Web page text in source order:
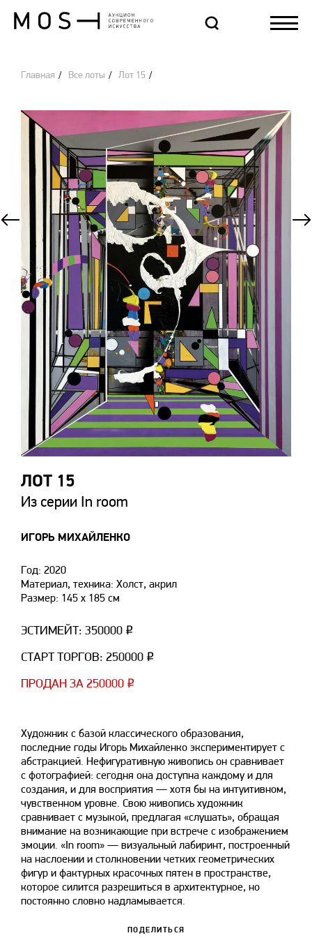
Главная Все лоты Лот 15
ИГОРЬ МИХАЙЛЕНКО
Из серии In room
ЛОТ 15
Год: 2020
Материал, техника: Холст, акрил
Размер: 145 х 185 см
ЭСТИМЕЙТ: 350000 ₽
СТАРТ ТОРГОВ: 250000 ₽
ПРОДАН ЗА 250000 ₽
Художник с базой классического образования,
последние годы Игорь Михайленко экспериментирует с
абстракцией. Нефигуративную живопись он сравнивает
с фотографией: сегодня она доступна каждому и для
создания, и для восприятия — хотя бы на интуитивном,
чувственном уровне. Свою живопись художник
сравнивает с музыкой, предлагая «слушать», обращая
внимание на возникающие при встрече с изображением
эмоции. «In room» — визуальный лабиринт, построенный
на наслоении и столкновении четких геометрических
фигур и фактурных красочных пятен в пространстве,
которое силится разрешиться в архитектурное, но
постоянно словно надламывается.
ПОДЕЛИТЬСЯ